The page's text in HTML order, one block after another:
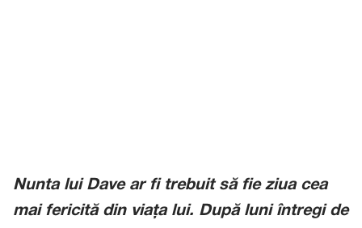
Nunta lui Dave ar fi trebuit să fie ziua cea
mai fericită din viața lui. După luni întregi de